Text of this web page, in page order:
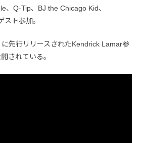
、Q-Tip、BJ the Chicago Kid、
ト参加。
先行リリースされたKendrick Lamar参
されている。